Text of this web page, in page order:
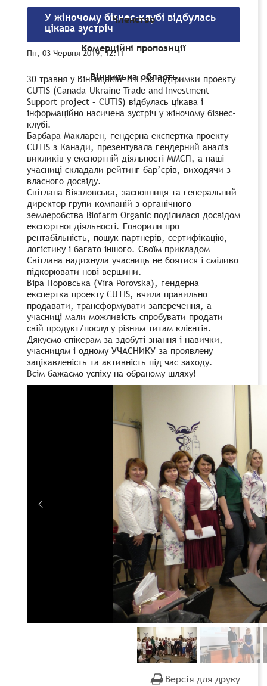
Членство
Комерційні пропозиції
Вінницька область
У жіночому бізнес-клубі відбулась
цікава зустріч
Пн, 03 Червня 2019, 12:11
30 травня у Вінницькій ТПП за підтримки проекту
CUTIS (Canada-Ukraine Trade and Investment
Support project – CUTIS) відбулась цікава і
інформаційно насичена зустріч у жіночому бізнес-
клубі.
Барбара Макларен, гендерна експертка проекту
CUTIS з Канади, презентувала гендерний аналіз
викликів у експортній діяльності ММСП, а наші
учасниці складали рейтинг бар’єрів, виходячи з
власного досвіду.
Світлана Віязловська, засновниця та генеральний
директор групи компаній з органічного
землеробства Biofarm Organic поділилася досвідом
експортної діяльності. Говорили про
рентабільність, пошук партнерів, сертифікацію,
логістику і багато іншого. Своїм прикладом
Світлана надихнула учасниць не боятися і сміливо
підкорювати нові вершини.
Віра Поровська (Vira Porovska), гендерна
експертка проекту CUTIS, вчила правильно
продавати, трансформувати заперечення, а
учасниці мали можливість спробувати продати
свій продукт/послугу різним титам клієнтів.
Дякуємо спікерам за здобуті знання і навички,
учасницям і одному УЧАСНИКУ за проявлену
зацікавленість та активність під час заходу.
Всім бажаємо успіху на обраному шляху!
Версія для друку